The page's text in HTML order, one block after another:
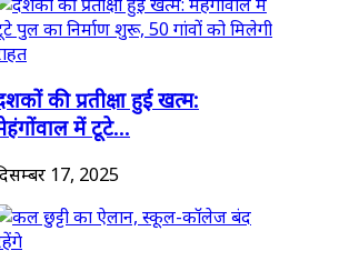
की प्रतीक्षा हुई खत्म:
में टूटे...
17, 2025